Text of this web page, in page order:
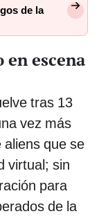
de la
en escena
tras 13
vez más
que se
virtual; sin
para
de la